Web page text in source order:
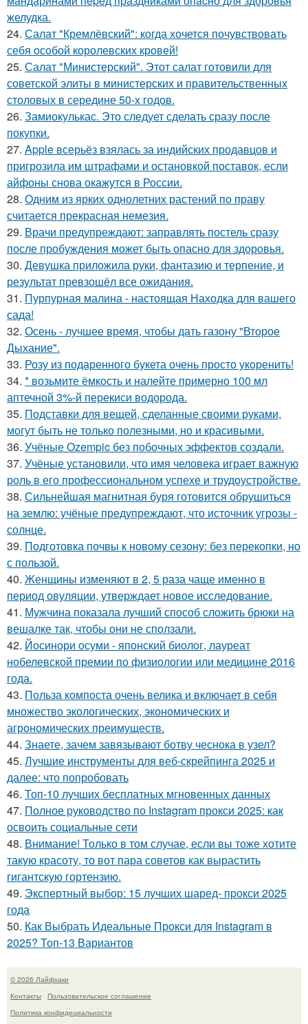
желудка.
24. Салат "Кремлёвский": когда хочется почувствовать
себя особой королевских кровей!
25. Салат "Министерский". Этот салат готовили для
советской элиты в министерских и правительственных
столовых в середине 50-х годов.
26. Замиокулькас. Это следует сделать сразу после
покупки.
27. Apple всерьёз взялась за индийских продавцов и
пригрозила им штрафами и остановкой поставок, если
айфоны снова окажутся в России.
28. Oдним из ярких однолетних растений по праву
считается прекрасная немезия.
29. Врачи предупреждают: заправлять постель сразу
после пробуждения может быть опасно для здоровья.
30. Девушка приложила руки, фантазию и терпение, и
результат превзошёл все ожидания.
31. Пурпурная малина - настоящая Находка для вашего
сада!
32. Осень - лучшее время, чтобы дать газону "Второе
Дыхание".
33. Розу из подаренного букета очень просто укoренить!
34. * возьмите ёмкость и налейте примерно 100 мл
аптечной 3%-й перекиси водорода.
35. Подставки для вещей, сделанные своими руками,
могут быть не только полезными, но и красивыми.
36. Учёные Ozempic без побочных эффектов создали.
37. Учёные установили, что имя человека играет важную
роль в его профессиональном успехе и трудоустройстве.
38. Сильнейшая магнитная буря готовится обрушиться
на землю: учёные предупреждают, что источник угрозы -
солнце.
39. Подготовка почвы к новому сезону: без перекопки, но
с пользой.
40. Женщины изменяют в 2, 5 раза чаще именно в
период овуляции, утверждает новое исследование.
41. Мужчина показала лучший способ сложить брюки на
вешалке так, чтобы они не сползали.
42. Йосинори осуми - японский биолог, лауреат
нобелевской премии по физиологии или медицине 2016
года.
43. Польза компоста очень велика и включает в себя
множество экологических, экономических и
агрономических преимуществ.
44. Знаете, зачем завязывают ботву чеснока в узел?
45. Лучшие инструменты для веб-скрейпинга 2025 и
далее: что попробовать
46. Топ-10 лучших бесплатных мгновенных данных
47. Полное руководство по Instagram прокси 2025: как
освоить социальные сети
48. Внимание! Только в том случае, если вы тоже хотите
такую красоту, то вот пара советов как вырастить
гигантскую гортензию.
49. Экспертный выбор: 15 лучших шаред- прокси 2025
года
50. Как Выбрать Идеальные Прокси для Instagram в
2025? Топ-13 Вариантов
© 2026 Лайфхаки
Контакты
Пользовательское соглашение
Политика конфидециальности